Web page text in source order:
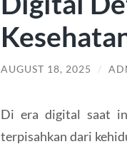
AUGUST 18, 2025 /
Di era digital saat
terpisahkan dari